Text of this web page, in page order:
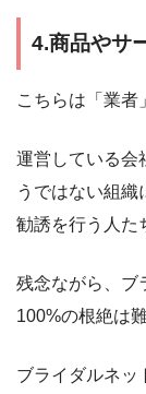
4.商品やサ
こちらは「業者
運営している会
うではない組
勧誘を行う人た
残念ながら、ブ
100%の根絶は
ブライダルネッ